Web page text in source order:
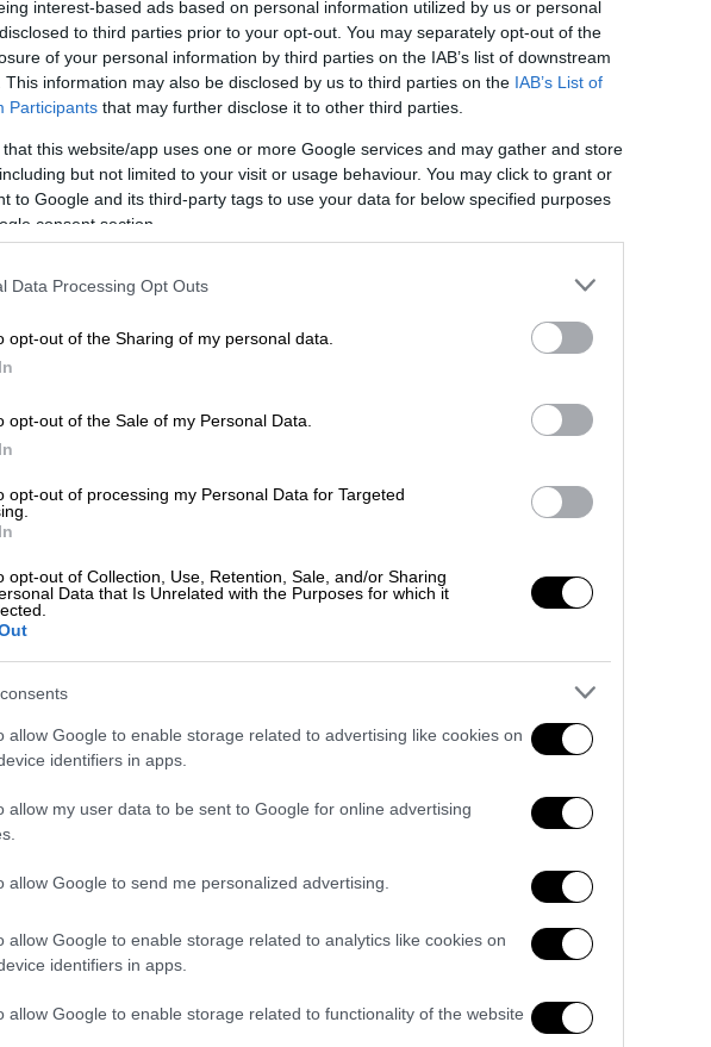
interest-based ads based on personal information utilized by us or personal
to third parties prior to your opt-out. You may separately opt-out of the
of your personal information by third parties on the IAB’s list of downstream
This information may also be disclosed by us to third parties on the IAB’s List of
Participants that may further disclose it to other third parties.
that this website/app uses one or more Google services and may gather and store
but not limited to your visit or usage behaviour. You may click to grant or
to Google and its third-party tags to use your data for below specified purposes
consent section.
Data Processing Opt Outs
opt-out of the Sharing of my personal data.
opt-out of the Sale of my Personal Data.
opt-out of processing my Personal Data for Targeted
opt-out of Collection, Use, Retention, Sale, and/or Sharing
Data that Is Unrelated with the Purposes for which it
allow Google to enable storage related to advertising like cookies on
identifiers in apps.
allow my user data to be sent to Google for online advertising
allow Google to send me personalized advertising.
allow Google to enable storage related to analytics like cookies on
identifiers in apps.
allow Google to enable storage related to functionality of the website
το ΕΘΝΟΣ στη Google
Διάκος» επί τηςΛαμίας, ο
και τους «Ζωσιμάδες» νικώντας με
στην ένατη θέση και πλέον
ομάδα ήταν ο Ισπανός Χέφτε
γκολ.
για τον Πανσερραϊκό που βρήκε γκολ
ο Στάικος έστειλε την μπάλα στο
και εκτέλεσε από κοντά για το 0-1.
ΠΑΣ Γιάννινα, οι φιλοξενούμενοι
προβάδισμα ασφαλείας δύο τερμάτων.
γρήγορα στον χώρο, εκμεταλλεύτηκε την
τον οποίο απέφυγε και πλάσαρε εύστοχα
να επιστρέψει στο ματς αλλά δεν είχε
79' ο Μπάλαν είχε δοκάρι. Η ομάδα
του υποβιβασμού καθώς ισοβαθμεί
(60΄ Κιάκος), Εραμούσπε, Παντελάκης,
Τζίμας), Παμλίδης, Ροσέρο (82΄